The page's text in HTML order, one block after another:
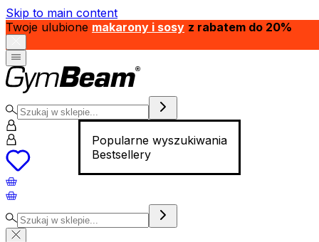
Skip to main content
Twoje ulubione makarony i sosy z rabatem do 20%
Popularne wyszukiwania
Bestsellery